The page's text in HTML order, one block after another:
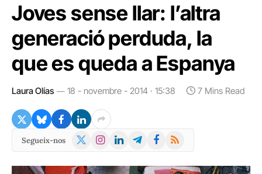
Joves sense llar: l’altra
generació perduda, la
que es queda a Espanya
Laura Olías 18 - novembre - 2014 · 15:38 7 Mins Read
Segueix-nos
X
Instagram
LinkedInTelegramFacebook
RSS